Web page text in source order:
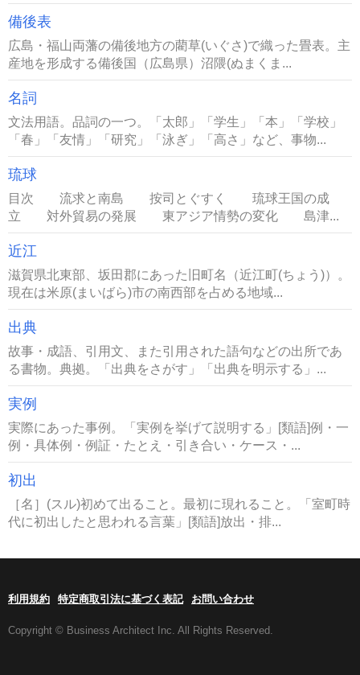
備後表
広島・福山両藩の備後地方の藺草(いぐさ)で織った畳表。主
産地を形成する備後国（広島県）沼隈(ぬまくま...
名詞
文法用語。品詞の一つ。「太郎」「学生」「本」「学校」
「春」「友情」「研究」「泳ぎ」「高さ」など、事物...
琉球
目次 流求と南島 按司とぐすく 琉球王国の成
立 対外貿易の発展 東アジア情勢の変化 島津...
近江
滋賀県北東部、坂田郡にあった旧町名（近江町(ちょう)）。
現在は米原(まいばら)市の南西部を占める地域...
出典
故事・成語、引用文、また引用された語句などの出所であ
る書物。典拠。「出典をさがす」「出典を明示する」...
実例
実際にあった事例。「実例を挙げて説明する」[類語]例・一
例・具体例・例証・たとえ・引き合い・ケース・...
初出
［名］(スル)初めて出ること。最初に現れること。「室町時
代に初出したと思われる言葉」[類語]放出・排...
利用規約 特定商取引法に基づく表記 お問い合わせ
Copyright © Business Architect Inc. All Rights Reserved.